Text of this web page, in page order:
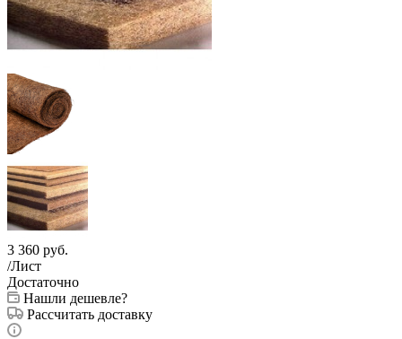
3 360 руб.
/Лист
Достаточно
Нашли дешевле?
Рассчитать доставку